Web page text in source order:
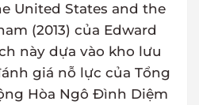
United States and the
(2013) của Edward
này dựa vào kho lưu
giá nỗ lực của Tổng
Hòa Ngô Đình Diệm